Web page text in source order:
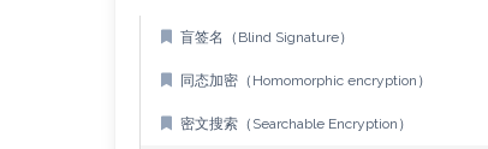
盲签名（Blind Signature）
同态加密（Homomorphic encryption）
密文搜索（Searchable Encryption）